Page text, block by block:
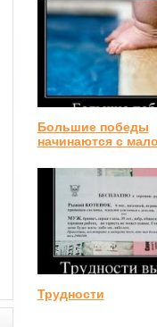
Большие победы
начинаются с
Трудности